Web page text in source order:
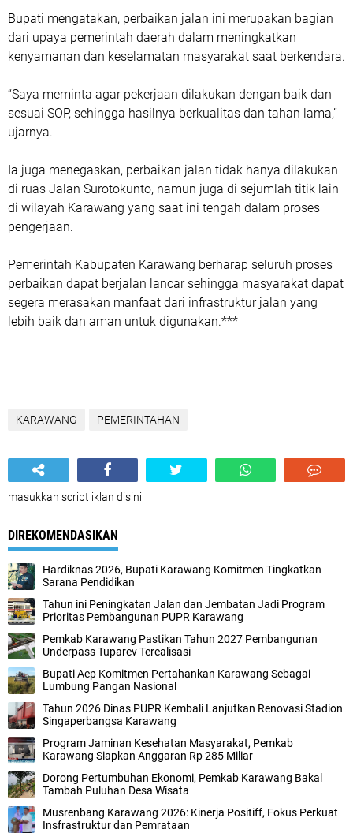
Bupati mengatakan, perbaikan jalan ini merupakan bagian
dari upaya pemerintah daerah dalam meningkatkan
kenyamanan dan keselamatan masyarakat saat berkendara.
“Saya meminta agar pekerjaan dilakukan dengan baik dan
sesuai SOP, sehingga hasilnya berkualitas dan tahan lama,”
ujarnya.
Ia juga menegaskan, perbaikan jalan tidak hanya dilakukan
di ruas Jalan Surotokunto, namun juga di sejumlah titik lain
di wilayah Karawang yang saat ini tengah dalam proses
pengerjaan.
Pemerintah Kabupaten Karawang berharap seluruh proses
perbaikan dapat berjalan lancar sehingga masyarakat dapat
segera merasakan manfaat dari infrastruktur jalan yang
lebih baik dan aman untuk digunakan.***
KARAWANG PEMERINTAHAN
masukkan script iklan disini
DIREKOMENDASIKAN
Hardiknas 2026, Bupati Karawang Komitmen Tingkatkan
Sarana Pendidikan
Tahun ini Peningkatan Jalan dan Jembatan Jadi Program
Prioritas Pembangunan PUPR Karawang
Pemkab Karawang Pastikan Tahun 2027 Pembangunan
Underpass Tuparev Terealisasi
Bupati Aep Komitmen Pertahankan Karawang Sebagai
Lumbung Pangan Nasional
Tahun 2026 Dinas PUPR Kembali Lanjutkan Renovasi Stadion
Singaperbangsa Karawang
Program Jaminan Kesehatan Masyarakat, Pemkab
Karawang Siapkan Anggaran Rp 285 Miliar
Dorong Pertumbuhan Ekonomi, Pemkab Karawang Bakal
Tambah Puluhan Desa Wisata
Musrenbang Karawang 2026: Kinerja Positiff, Fokus Perkuat
Insfrastruktur dan Pemrataan